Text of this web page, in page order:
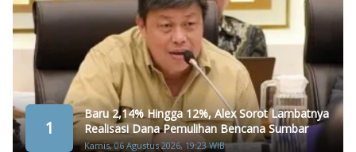
1
Baru 2,14% Hingga 12%, Alex Sorot Lambatnya
Realisasi Dana Pemulihan Bencana Sumbar
Kamis, 06 Agustus 2026, 19:23 WIB